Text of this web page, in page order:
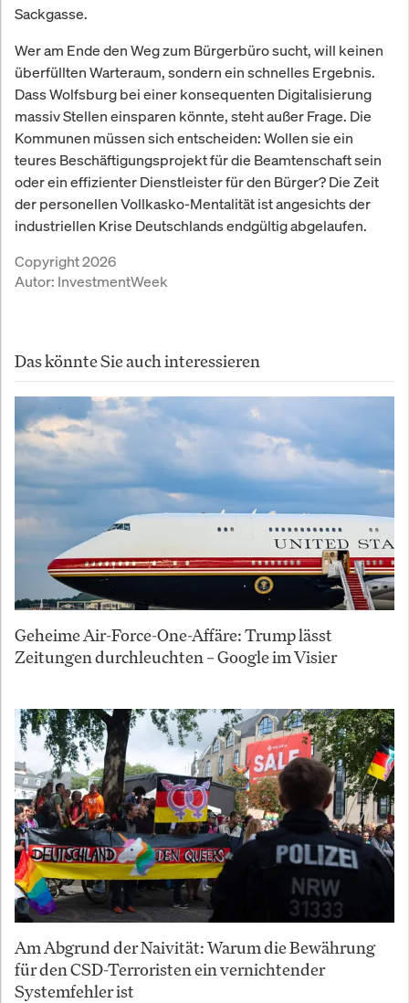
Sackgasse.
Wer am Ende den Weg zum Bürgerbüro sucht, will keinen
überfüllten Warteraum, sondern ein schnelles Ergebnis.
Dass Wolfsburg bei einer konsequenten Digitalisierung
massiv Stellen einsparen könnte, steht außer Frage. Die
Kommunen müssen sich entscheiden: Wollen sie ein
teures Beschäftigungsprojekt für die Beamtenschaft sein
oder ein effizienter Dienstleister für den Bürger? Die Zeit
der personellen Vollkasko-Mentalität ist angesichts der
industriellen Krise Deutschlands endgültig abgelaufen.
Copyright 2026
Autor: InvestmentWeek
Das könnte Sie auch interessieren
Geheime Air-Force-One-Affäre: Trump lässt
Zeitungen durchleuchten – Google im Visier
Am Abgrund der Naivität: Warum die Bewährung
für den CSD-Terroristen ein vernichtender
Systemfehler ist